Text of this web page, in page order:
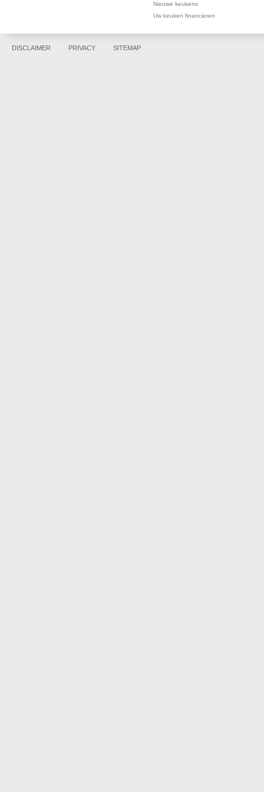
Nieuwe keukens
Uw keuken financieren
DISCLAIMER PRIVACY SITEMAP